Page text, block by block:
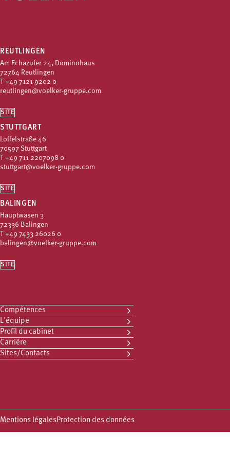
REUTLINGEN
Am Echazufer 24, Dominohaus
72764 Reutlingen
T +49 7121 9202 0
reutlingen@voelker-gruppe.com
SITE
STUTTGART
Löffelstraße 46
70597 Stuttgart
T +49 711 2207098 0
stuttgart@voelker-gruppe.com
SITE
BALINGEN
Hauptwasen 3
72336 Balingen
T +49 7433 26026 0
balingen@voelker-gruppe.com
SITE
Compétences
L'équipe
Profil du cabinet
Carrière
Sites/Contacts
Mentions légalesProtection des données